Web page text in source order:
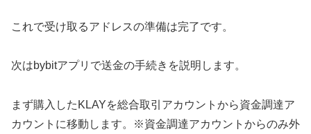
これで受け取るアドレスの準備は完了です。
次はbybitアプリで送金の手続きを説明します。
まず購入したKLAYを総合取引アカウントから資金調達ア
カウントに移動します。※資金調達アカウントからのみ外